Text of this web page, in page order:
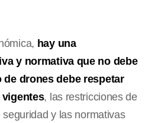
hay una
y normativa que no debe
drones debe respetar
vigentes, las restricciones de
y las normativas